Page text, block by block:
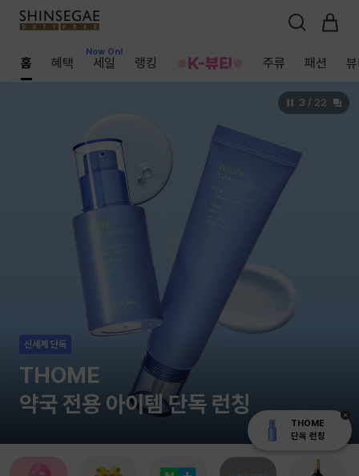
홈 혜택 세일
Now On!
Now On!
랭킹 주류 패션
신세계 단독
THOME
약국 전용 아이템 단독 런칭
3 / 22
THOME
단독 런칭